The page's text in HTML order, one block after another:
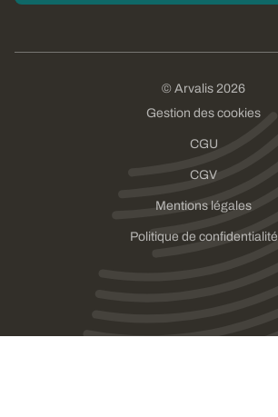
© Arvalis 2026
Gestion des cookies
CGU
CGV
Mentions légales
Politique de confidentialité